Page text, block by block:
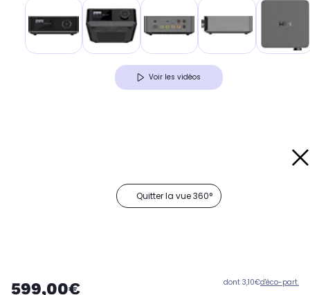
Voir les vidéos
Quitter la vue 360°
599,00€ dont 3,10€d'éco-part.